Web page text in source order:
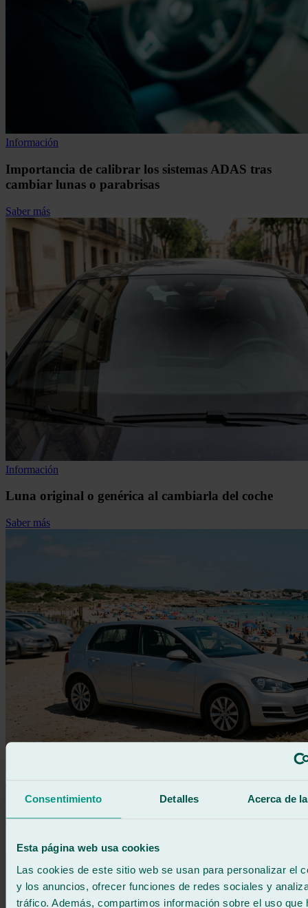
Consentimiento Detalles Acerca de
Esta página web usa cookies
Las cookies de este sitio web se usan para personalizar el
y los anuncios, ofrecer funciones de redes sociales y
tráfico. Además, compartimos información sobre el uso que
Información
Importancia de calibrar los sistemas ADAS tras
cambiar lunas o parabrisas
Saber más
Información
Luna original o genérica al cambiarla del coche
Saber más
Factores que aceleran la rotura del parabrisas del
coche
Saber más